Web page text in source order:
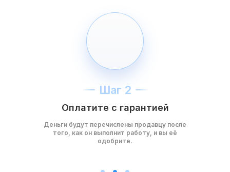
Шаг 2
Оплатите с гарантией
Деньги будут перечислены продавцу после
того, как он выполнит работу, и вы её
одобрите.